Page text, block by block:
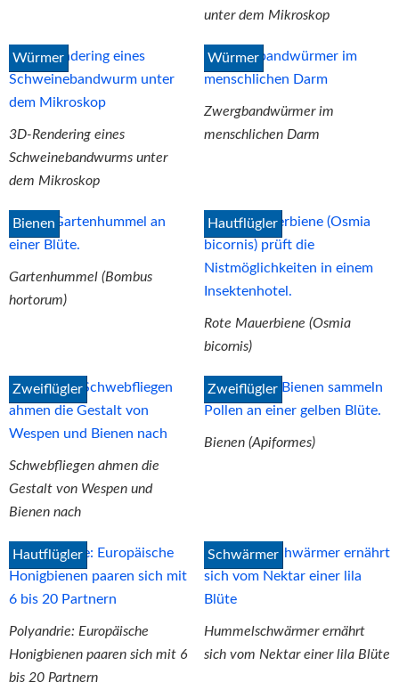
unter dem Mikroskop
Würmer
3D-Rendering eines
Schweinebandwurms unter
dem Mikroskop
Würmer
Zwergbandwürmer im
menschlichen Darm
Bienen
Gartenhummel (Bombus
hortorum)
Hautflügler
Rote Mauerbiene (Osmia
bicornis)
Zweiflügler
Schwebfliegen ahmen die
Gestalt von Wespen und
Bienen nach
Zweiflügler
Bienen (Apiformes)
Hautflügler
Polyandrie: Europäische
Honigbienen paaren sich mit 6
bis 20 Partnern
Schwärmer
Hummelschwärmer ernährt
sich vom Nektar einer lila Blüte